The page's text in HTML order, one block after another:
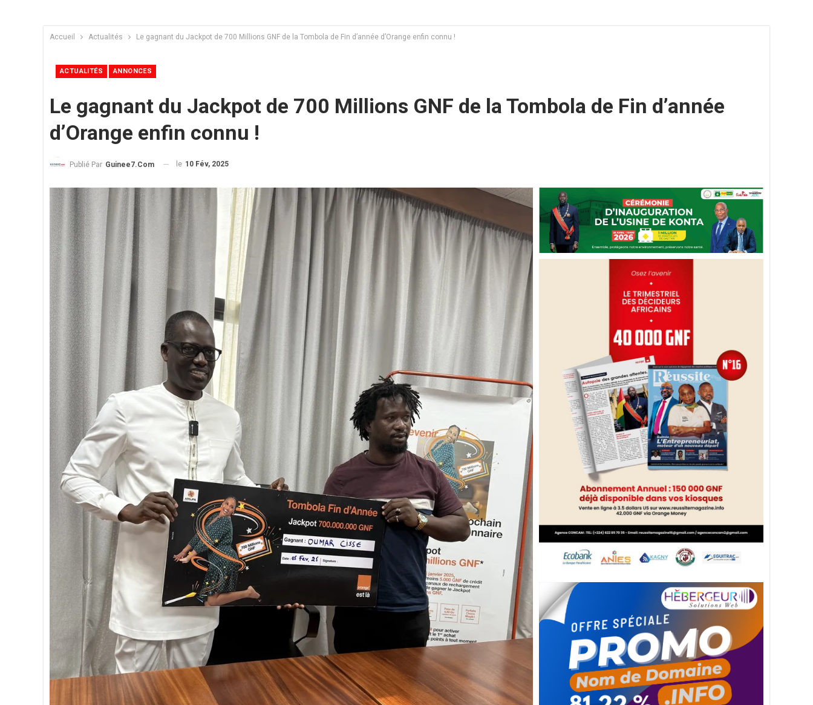
Accueil Actualités Le gagnant du Jackpot de 700 Millions GNF de la Tombola de Fin d’année d’Orange enfin connu !
ACTUALITÉS ANNONCES
Le gagnant du Jackpot de 700 Millions GNF de la Tombola de Fin d’année
d’Orange enfin connu !
Publié Par Guinee7.com le 10 Fév, 2025